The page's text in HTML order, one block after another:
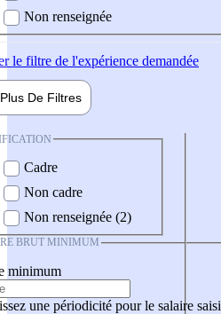
Non renseignée
le filtre de l'expérience demandée
Plus De Filtres
Cadre
Non cadre
Non renseignée (2)
BRUT MINIMUM
minimum
une périodicité pour le salaire saisi